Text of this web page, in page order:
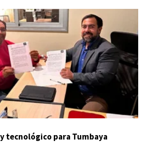
tecnológico para Tumbaya